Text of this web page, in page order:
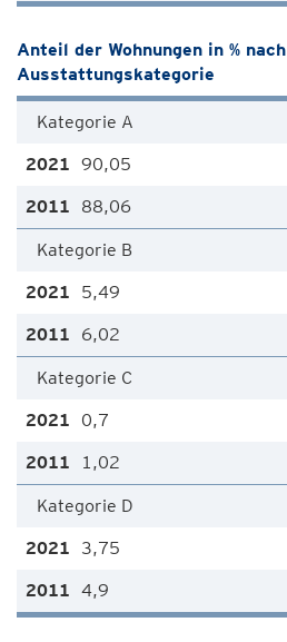
Anteil der Wohnungen in % nach
Ausstattungskategorie
Kategorie A
90,05
88,06
Kategorie B
5,49
6,02
Kategorie C
0,7
1,02
Kategorie D
3,75
4,9